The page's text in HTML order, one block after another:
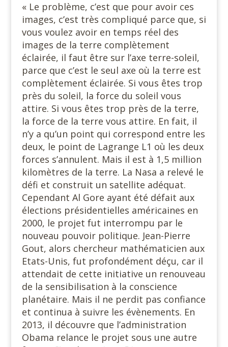
« Le problème, c’est que pour avoir ces
images, c’est très compliqué parce que, si
vous voulez avoir en temps réel des
images de la terre complètement
éclairée, il faut être sur l’axe terre-soleil,
parce que c’est le seul axe où la terre est
complètement éclairée. Si vous êtes trop
près du soleil, la force du soleil vous
attire. Si vous êtes trop près de la terre,
la force de la terre vous attire. En fait, il
n’y a qu’un point qui correspond entre les
deux, le point de Lagrange L1 où les deux
forces s’annulent. Mais il est à 1,5 million
kilomètres de la terre. La Nasa a relevé le
défi et construit un satellite adéquat.
Cependant Al Gore ayant été défait aux
élections présidentielles américaines en
2000, le projet fut interrompu par le
nouveau pouvoir politique. Jean-Pierre
Gout, alors chercheur mathématicien aux
Etats-Unis, fut profondément déçu, car il
attendait de cette initiative un renouveau
de la sensibilisation à la conscience
planétaire. Mais il ne perdit pas confiance
et continua à suivre les évènements. En
2013, il découvre que l’administration
Obama relance le projet sous une autre